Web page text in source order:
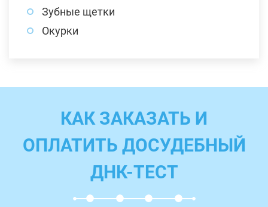
Зубные щетки
Окурки
КАК ЗАКАЗАТЬ И
ОПЛАТИТЬ ДОСУДЕБНЫЙ
ДНК-ТЕСТ